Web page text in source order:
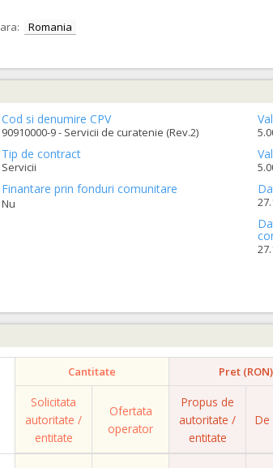
Romania
Cod si denumire CPV
90910000-9 - Servicii de curatenie (Rev.2)
Tip de contract
Servicii
Finantare prin fonduri comunitare
Nu
Cantitate Pret (RON)
Solicitata
autoritate /
entitate
Ofertata
operator
Propus de
autoritate /
entitate
De